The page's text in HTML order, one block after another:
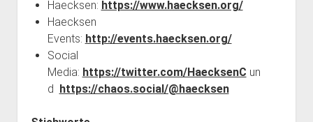
Haecksen: https://www.haecksen.org/
Haecksen
Events: http://events.haecksen.org/
Social
Media: https://twitter.com/HaecksenC un
d
https://chaos.social/@haecksen